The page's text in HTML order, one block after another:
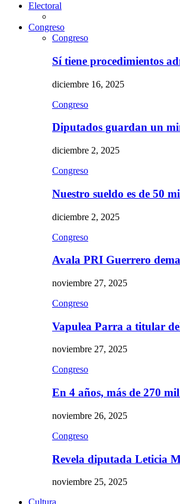
Electoral
Congreso
Congreso
Sí tiene procedimientos
diciembre 16, 2025
Congreso
Diputados guardan un
diciembre 2, 2025
Congreso
Nuestro sueldo es de 50
diciembre 2, 2025
Congreso
Avala PRI Guerrero
noviembre 27, 2025
Congreso
Vapulea Parra a titular
noviembre 27, 2025
Congreso
En 4 años, más de 270
noviembre 26, 2025
Congreso
Revela diputada Leticia
noviembre 25, 2025